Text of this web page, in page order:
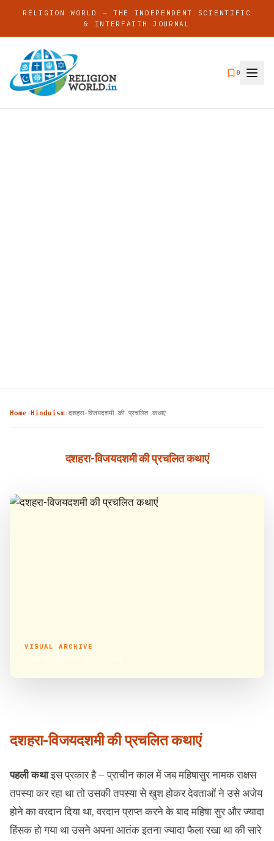
RELIGION WORLD — THE INDEPENDENT SCIENTIFIC
& INTERFAITH JOURNAL
0
Home› Hinduism›दशहरा-विजयदशमी की प्रचलित कथाएं
दशहरा-विजयदशमी की प्रचलित कथाएं
VISUAL ARCHIVE
दशहरा-विजयदशमी की प्रचलित कथाएं
पहली कथाइस प्रकार है – प्राचीन काल में जब महिषासुर नामक राक्षस
तपस्या कर रहा था तो उसकी तपस्या से खुश होकर देवताओं ने उसे अजेय
होने का वरदान दिया था, वरदान प्राप्त करने के बाद महिषा सुर और ज्यादा
हिंसक हो गया था उसने अपना आतंक इतना ज्यादा फैला रखा था की सारे